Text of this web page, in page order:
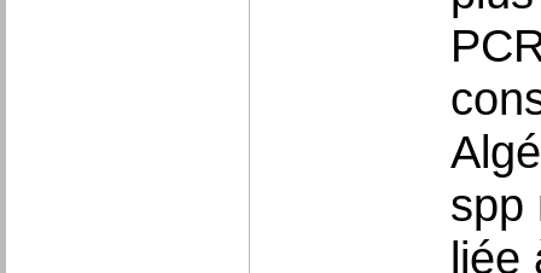
spp
liée